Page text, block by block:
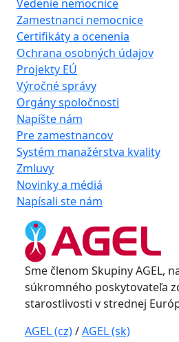
Vedenie nemocnice
Zamestnanci nemocnice
Certifikáty a ocenenia
Ochrana osobných údajov
Projekty EÚ
Výročné správy
Orgány spoločnosti
Napíšte nám
Pre zamestnancov
Systém manažérstva kvality
Zmluvy
Novinky a médiá
Napísali ste nám
Sme členom Skupiny AGEL,
súkromného poskytovateľa
starostlivosti v strednej
AGEL (cz)/AGEL (sk)